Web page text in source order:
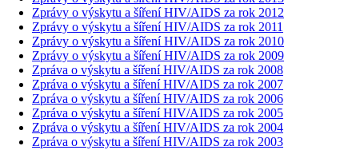
Zprávy o výskytu a šíření HIV/AIDS za rok 2012
Zprávy o výskytu a šíření HIV/AIDS za rok 2011
Zprávy o výskytu a šíření HIV/AIDS za rok 2010
Zprávy o výskytu a šíření HIV/AIDS za rok 2009
Zpráva o výskytu a šíření HIV/AIDS za rok 2008
Zpráva o výskytu a šíření HIV/AIDS za rok 2007
Zpráva o výskytu a šíření HIV/AIDS za rok 2006
Zpráva o výskytu a šíření HIV/AIDS za rok 2005
Zpráva o výskytu a šíření HIV/AIDS za rok 2004
Zpráva o výskytu a šíření HIV/AIDS za rok 2003